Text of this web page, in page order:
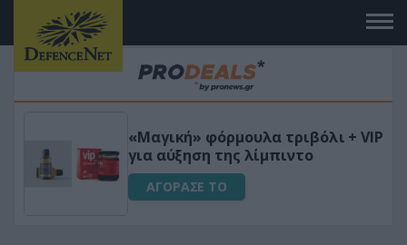
«Μαγική» φόρμουλα τριβόλι + VIP
για αύξηση της λίμπιντο
ΑΓΟΡΑΣΕ ΤΟ